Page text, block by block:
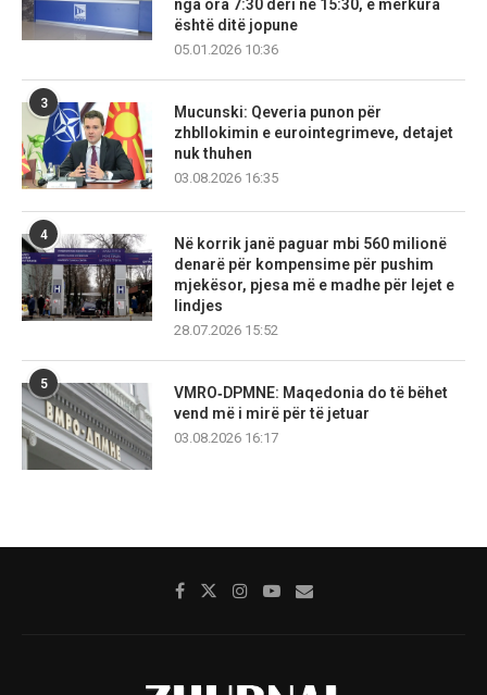
nga ora 7:30 deri në 15:30, e mërkura
është ditë jopune
05.01.2026 10:36
3
Mucunski: Qeveria punon për
zhbllokimin e eurointegrimeve, detajet
nuk thuhen
03.08.2026 16:35
4
Në korrik janë paguar mbi 560 milionë
denarë për kompensime për pushim
mjekësor, pjesa më e madhe për lejet e
lindjes
28.07.2026 15:52
5
VMRO‑DPMNE: Maqedonia do të bëhet
vend më i mirë për të jetuar
03.08.2026 16:17